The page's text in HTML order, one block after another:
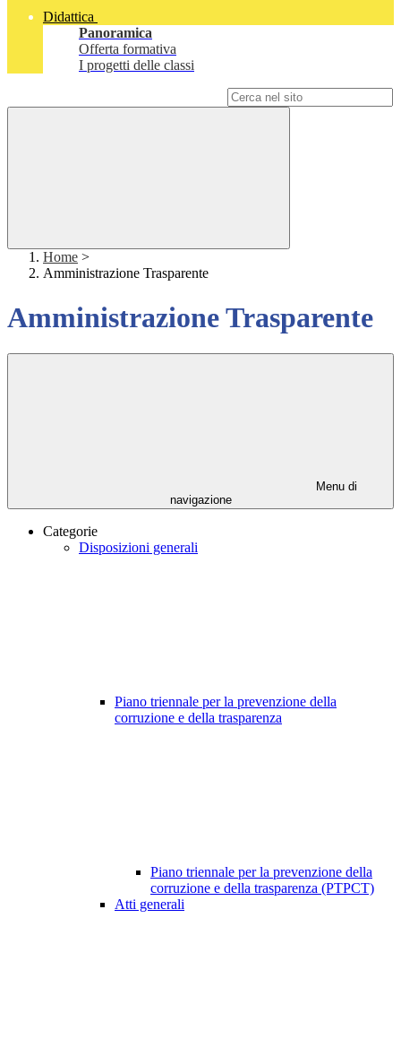
Didattica
Panoramica
Offerta formativa
I progetti delle classi
Home >
Amministrazione Trasparente
Amministrazione Trasparente
Menu di
navigazione
Categorie
Disposizioni generali
Piano triennale per la prevenzione della
corruzione e della trasparenza
Piano triennale per la prevenzione della
corruzione e della trasparenza (PTPCT)
Atti generali